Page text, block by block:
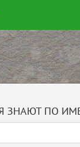
ЗНАЮТ ПО